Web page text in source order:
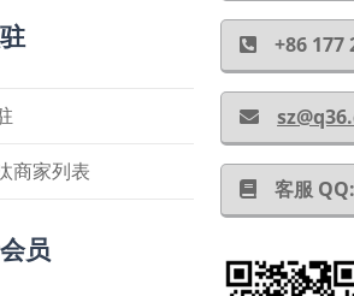
商家列表
员
+86
客服